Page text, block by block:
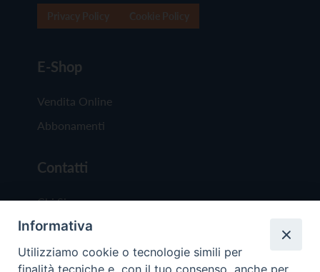
E-Shop
Vendita Online
Abbonamenti
Contatti
Chi Siamo
Redazione
Scrivici
Informativa
Utilizziamo cookie o tecnologie simili per